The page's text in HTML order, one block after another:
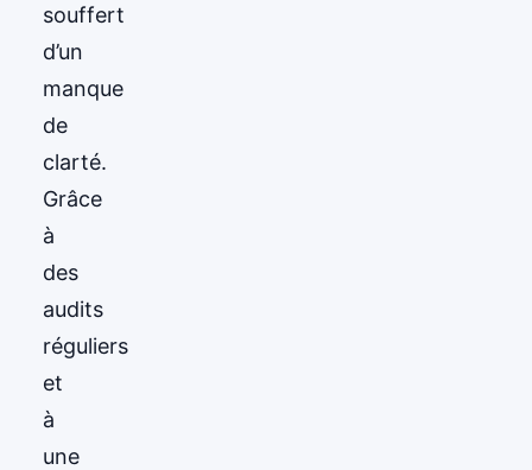
souffert
d’un
manque
de
clarté.
Grâce
à
des
audits
réguliers
et
à
une